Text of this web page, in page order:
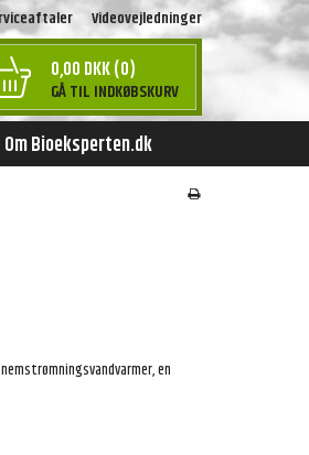
Videovejledninger
0,00 DKK (0)
GÅ TIL INDKØBSKURV
Om Bioeksperten.dk
en